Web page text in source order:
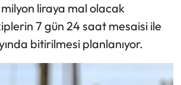
liraya mal olacak
7 gün 24 saat mesaisi ile
bitirilmesi planlanıyor.